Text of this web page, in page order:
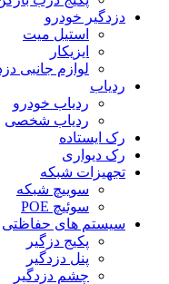
دزدگیر خودرو
استیل میت
ایزیکار
لوازم جانبی
ردیاب
ردیاب خودرو
ردیاب شخصی
رک ایستاده
رک دیواری
تجهیزات شبکه
سوییچ شبکه
سوئیچ POE
سیستم های حفاظتی
پکیج دزگیر
پنل دزدگیر
چشم دزدگیر